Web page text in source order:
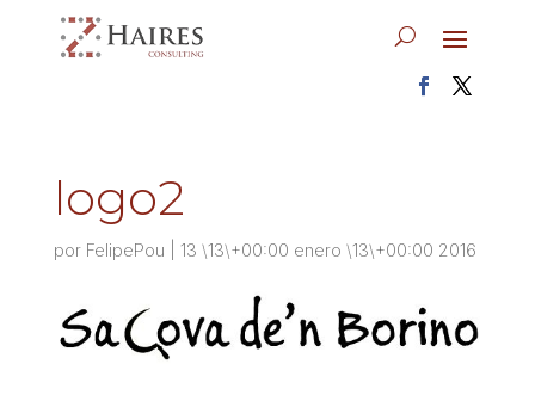
logo2
por FelipePou 13 \13\+00:00 enero \13\+00:00 2016